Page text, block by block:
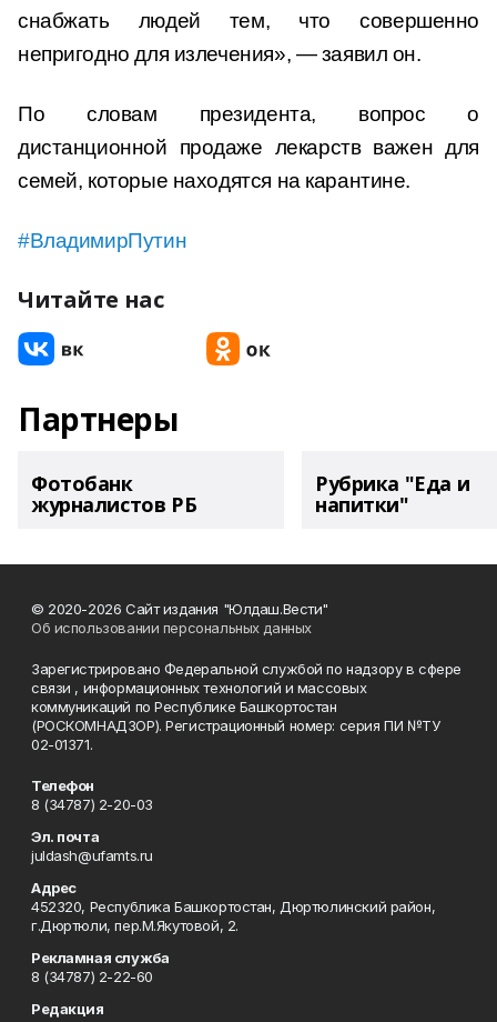
снабжать людей тем, что совершенно
непригодно для излечения», — заявил он.
По словам президента, вопрос о
дистанционной продаже лекарств важен для
семей, которые находятся на карантине.
#ВладимирПутин
Читайте нас
Партнеры
Фотобанк
журналистов РБ
Рубрика "Еда и
напитки"
© 2020-2026 Сайт издания "Юлдаш.Вести"
Об использовании персональных данных
Зарегистрировано Федеральной службой по надзору в сфере
связи , информационных технологий и массовых
коммуникаций по Республике Башкортостан
(РОСКОМНАДЗОР). Регистрационный номер: серия ПИ №ТУ
02-01371.
Телефон
8 (34787) 2-20-03
Эл. почта
juldash@ufamts.ru
Адрес
452320, Республика Башкортостан, Дюртюлинский район,
г.Дюртюли, пер.М.Якутовой, 2.
Рекламная служба
8 (34787) 2-22-60
Редакция